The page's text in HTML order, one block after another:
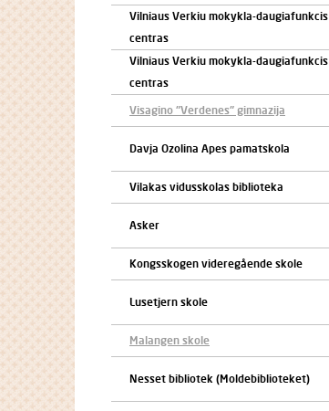
Vilniaus Verkiu mokykla-daugiafunkcis
centras
Vilniaus Verkiu mokykla-daugiafunkcis
centras
Visagino "Verdenes" gimnazija
Davja Ozolina Apes pamatskola
Vilakas vidusskolas biblioteka
Asker
Kongsskogen videregående skole
Lusetjern skole
Malangen skole
Nesset bibliotek (Moldebiblioteket)